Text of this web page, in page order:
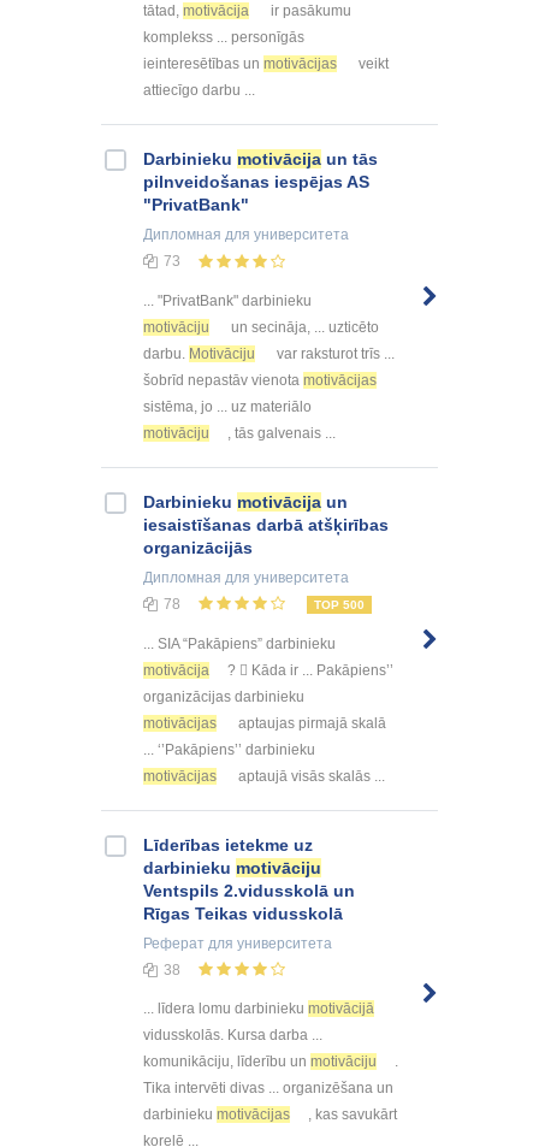
tātad, motivācija
ir pasākumu
komplekss ... personīgās
ieinteresētības un motivācijas
veikt
attiecīgo darbu ...
Darbinieku motivācija un tās
pilnveidošanas iespējas AS
"PrivatBank"
Дипломная для университета
73
... "PrivatBank" darbinieku
motivāciju
un secināja, ... uzticēto
darbu. Motivāciju
var raksturot trīs ...
šobrīd nepastāv vienota motivācijas
sistēma, jo ... uz materiālo
motivāciju
, tās galvenais ...
Darbinieku motivācija un
iesaistīšanas darbā atšķirības
organizācijās
Дипломная для университета
78
TOP 500
... SIA “Pakāpiens” darbinieku
motivācija
?  Kāda ir ... Pakāpiens’’
organizācijas darbinieku
motivācijas
aptaujas pirmajā skalā
... ‘’Pakāpiens’’ darbinieku
motivācijas
aptaujā visās skalās ...
Līderības ietekme uz
darbinieku motivāciju
Ventspils 2.vidusskolā un
Rīgas Teikas vidusskolā
Реферат для университета
38
... līdera lomu darbinieku motivācijā
vidusskolās. Kursa darba ...
komunikāciju, līderību un motivāciju
.
Tika intervēti divas ... organizēšana un
darbinieku motivācijas
, kas savukārt
korelē ...